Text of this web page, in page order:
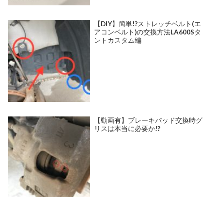
【DIY】簡単!?ストレッチベルト(エ
アコンベルト)の交換方法LA600Sタ
ントカスタム編
【動画有】ブレーキパッド交換時グ
リスは本当に必要か!?